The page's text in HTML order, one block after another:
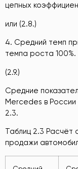
цепных
или (2.8.)
4. Средний темп
темпа роста 100%.
(2.9.)
Средние
Mercedes в России
2.3.
Таблиц 2.3 Расчёт
продажи